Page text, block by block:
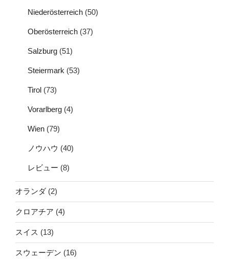
Niederösterreich (50)
Oberösterreich (37)
Salzburg (51)
Steiermark (53)
Tirol (73)
Vorarlberg (4)
Wien (79)
ノウハウ (40)
レビュー (8)
オランダ (2)
クロアチア (4)
スイス (13)
スウェーデン (16)